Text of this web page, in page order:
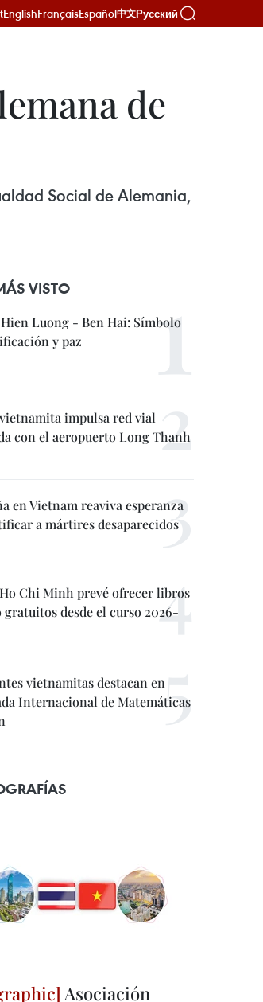
EnglishFrançaisEspañol中文Русский
de
Social de Alemania,
VISTO
Hien Luong - Ben Hai: Símbolo
y paz
impulsa red vial
con el aeropuerto Long Thanh
en Vietnam reaviva esperanza
a mártires desaparecidos
Chi Minh prevé ofrecer libros
gratuitos desde el curso 2026-
vietnamitas destacan en
Internacional de Matemáticas
Asociación